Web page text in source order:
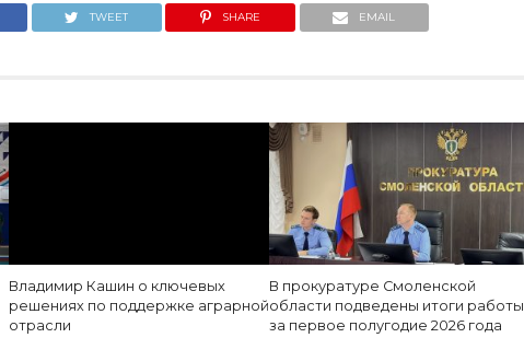
TWEET SHARE EMAIL
Владимир Кашин о ключевых
решениях по поддержке аграрной
отрасли
В прокуратуре Смоленской
области подведены итоги работы
за первое полугодие 2026 года